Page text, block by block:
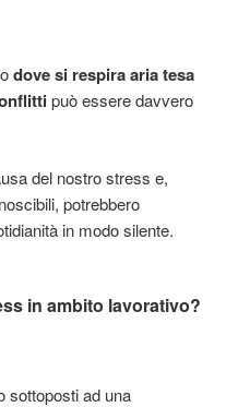
dove si respira aria tesa
può essere davvero
del nostro stress e,
potrebbero
in modo silente.
in ambito lavorativo?
sottoposti ad una